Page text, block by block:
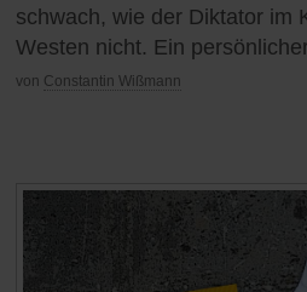
schwach, wie der Diktator im
Westen nicht. Ein
von Constantin Wißmann